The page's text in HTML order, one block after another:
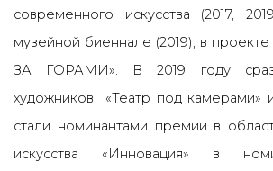
современного искусства (2017,
музейной биеннале (2019), в
ЗА ГОРАМИ». В 2019 году
художников «Театр под камерами»
стали номинантами премии в
искусства «Инновация» в